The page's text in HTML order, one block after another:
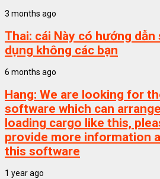
3 months ago
Thai: cái Này có hướng dẫn
dụng không các bạn
6 months ago
Hang: We are looking for
software which can arrange
loading cargo like this,
provide more information
this software
1 year ago